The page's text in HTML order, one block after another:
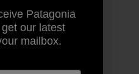
Patagonia
our latest
mailbox.